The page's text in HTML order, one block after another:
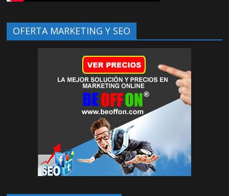
OFERTA MARKETING Y SEO